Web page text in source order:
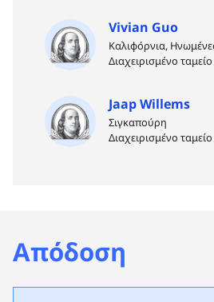
Vivian Guo
Καλιφόρνια,
Διαχειρισμένο
Jaap Willems
Σιγκαπούρη
Διαχειρισμένο
Απόδοση